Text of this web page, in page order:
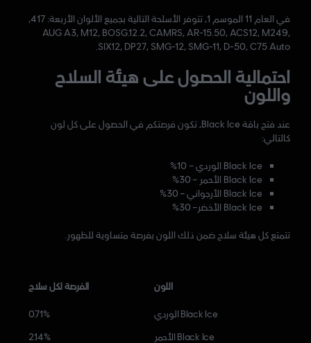
في العام 11 الموسم 1، تتوفر الأسلحة التالية بجميع الألوان الأربعة: 417،
AUG A3، M12، BOSG.12.2، CAMRS، AR-15.50، ACS12، M249،
SIX12، DP27، SMG-12، SMG-11، D-50، C75 Auto.
احتمالية الحصول على هيئة السلاح
واللون
عند فتح باقة Black Ice، تكون فرصتكم في الحصول على كل لون
كالتالي:
Black Ice الوردي – 10%
Black Ice الأحمر – 30%
Black Ice الأرجواني – 30%
Black Ice الأخضر– 30%
تتمتع كل هيئة سلاح ضمن ذلك اللون بفرصة متساوية للظهور.
اللون الفرصة لكل سلاح
Black Ice الوردي
0.71%
Black Ice الأحمر
2.14%